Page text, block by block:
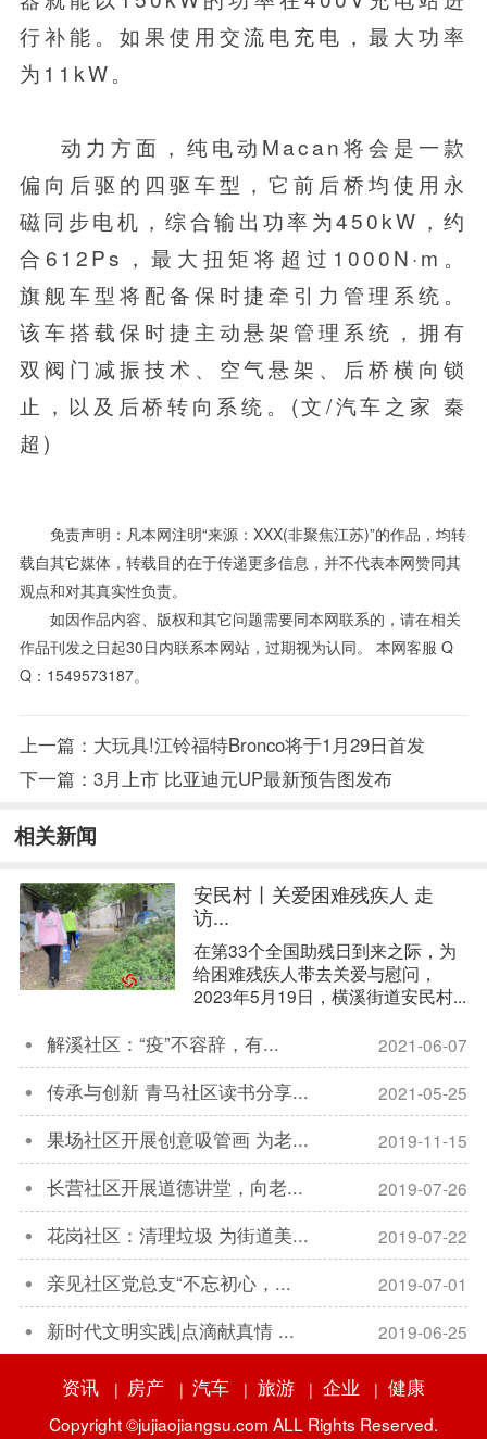
行补能。如果使用交流电充电，最大功率
为11kW。
动力方面，纯电动Macan将会是一款
偏向后驱的四驱车型，它前后桥均使用永
磁同步电机，综合输出功率为450kW，约
合612Ps，最大扭矩将超过1000N·m。
旗舰车型将配备保时捷牵引力管理系统。
该车搭载保时捷主动悬架管理系统，拥有
双阀门减振技术、空气悬架、后桥横向锁
止，以及后桥转向系统。(文/汽车之家 秦
超)
免责声明：凡本网注明“来源：XXX(非聚焦江苏)”的作品，均转
载自其它媒体，转载目的在于传递更多信息，并不代表本网赞同其
观点和对其真实性负责。
如因作品内容、版权和其它问题需要同本网联系的，请在相关
作品刊发之日起30日内联系本网站，过期视为认同。 本网客服 Q
Q：1549573187。
上一篇： 大玩具!江铃福特Bronco将于1月29日首发
下一篇： 3月上市 比亚迪元UP最新预告图发布
相关新闻
安民村丨关爱困难残疾人 走
访...
在第33个全国助残日到来之际，为
给困难残疾人带去关爱与慰问，
2023年5月19日，横溪街道安民村...
 解溪社区：“疫”不容辞，有... 2021-06-07
 传承与创新 青马社区读书分享... 2021-05-25
 果场社区开展创意吸管画 为老... 2019-11-15
 长营社区开展道德讲堂，向老... 2019-07-26
 花岗社区：清理垃圾 为街道美... 2019-07-22
 亲见社区党总支“不忘初心，... 2019-07-01
 新时代文明实践|点滴献真情 ... 2019-06-25
资讯 | 房产 | 汽车 | 旅游 | 企业 | 健康
Copyright ©jujiaojiangsu.com ALL Rights Reserved.